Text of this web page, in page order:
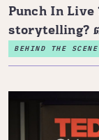
Punch In Live
storytelling?
BEHIND THE SCENE